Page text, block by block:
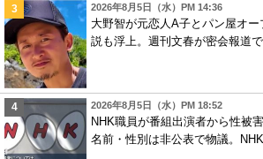
2026年8月5日（水）PM 14:36
大野智が元恋人A子とパン屋オ
説も浮上。週刊文春が密会報道
2026年8月5日（水）PM 18:52
NHK職員が番組出演者から性被
名前・性別は非公表で物議。